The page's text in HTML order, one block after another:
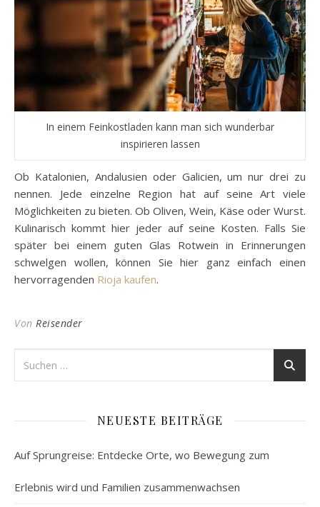
In einem Feinkostladen kann man sich wunderbar
inspirieren lassen
Ob Katalonien, Andalusien oder Galicien, um nur drei zu
nennen. Jede einzelne Region hat auf seine Art viele
Möglichkeiten zu bieten. Ob Oliven, Wein, Käse oder Wurst.
Kulinarisch kommt hier jeder auf seine Kosten. Falls Sie
später bei einem guten Glas Rotwein in Erinnerungen
schwelgen wollen, können Sie hier ganz einfach einen
hervorragenden Rioja kaufen.
Von Reisender
NEUESTE BEITRÄGE
Auf Sprungreise: Entdecke Orte, wo Bewegung zum
Erlebnis wird und Familien zusammenwachsen